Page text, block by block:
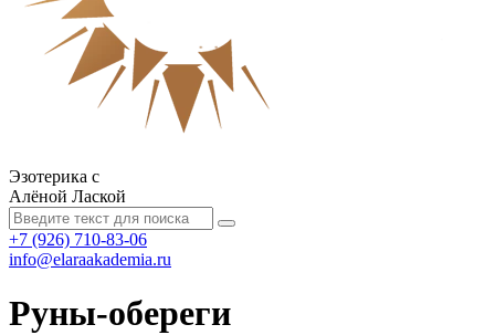
Эзотерика с
Алёной Лаской
+7 (926) 710-83-06
info@elaraakademia.ru
Руны-обереги